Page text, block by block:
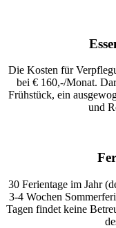
Die Kosten für
bei € 160,-/Monat.
Frühstück, ein
und
30 Ferientage im Jahr
3-4 Wochen
Tagen findet keine